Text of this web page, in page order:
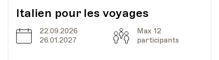
Italien pour les voyages
Date
22.09.2026
26.01.2027
Capacité
Max 12
participants